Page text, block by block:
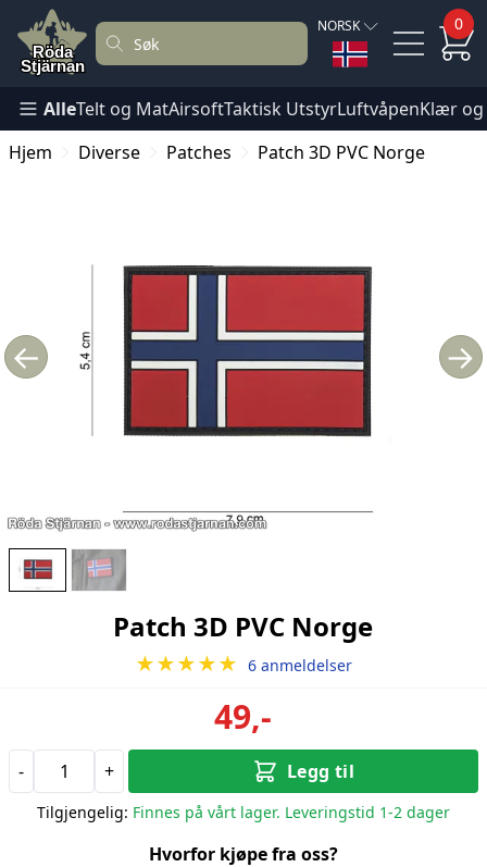
NORSK 0
AlleTelt og MatAirsoftTaktisk UtstyrLuftvåpenKlær
Hjem
Diverse Patches Patch 3D PVC Norge
← →
Patch 3D PVC Norge
★★★★★ 6 anmeldelser
49,-
- + Legg til
Tilgjengelig: Finnes på vårt lager. Leveringstid 1-2 dager
Hvorfor kjøpe fra oss?